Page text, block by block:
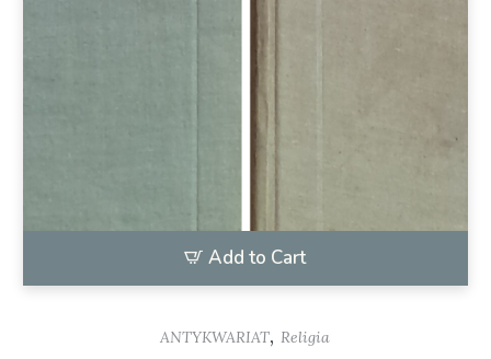
Add to Cart
ANTYKWARIAT, Religia